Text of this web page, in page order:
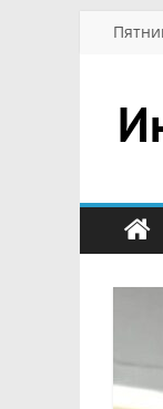
Перейти
портал